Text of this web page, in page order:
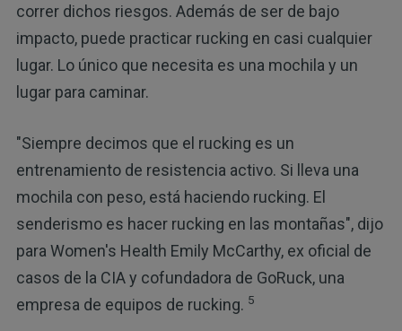
correr dichos riesgos. Además de ser de bajo
impacto, puede practicar rucking en casi cualquier
lugar. Lo único que necesita es una mochila y un
lugar para caminar.
"Siempre decimos que el rucking es un
entrenamiento de resistencia activo. Si lleva una
mochila con peso, está haciendo rucking. El
senderismo es hacer rucking en las montañas", dijo
para Women's Health Emily McCarthy, ex oficial de
casos de la CIA y cofundadora de GoRuck, una
empresa de equipos de rucking. 5